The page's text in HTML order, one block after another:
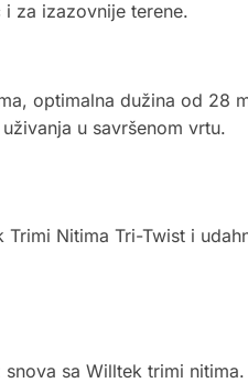
za izazovnije terene.
optimalna dužina od 28
u savršenom vrtu.
Nitima Tri-Twist i
sa Willtek trimi